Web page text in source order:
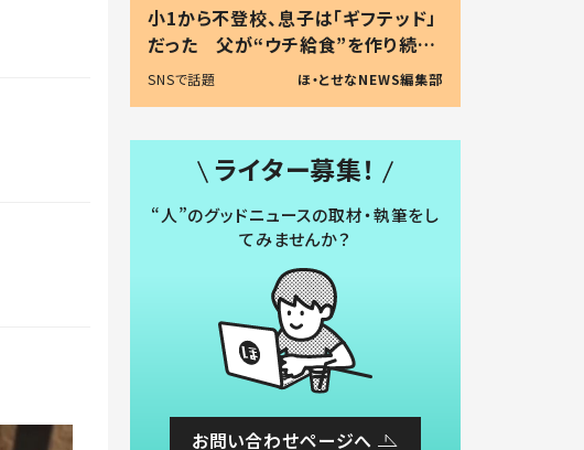
小1から不登校、息子は「ギフテッド」
だった 父が“ウチ給食”を作り続け
る理由とは #令和の親 #令和の子
SNSで話題 ほ・とせなNEWS編集部
ライター募集！
“人”のグッドニュースの取材・執筆をし
てみませんか？
お問い合わせページへ